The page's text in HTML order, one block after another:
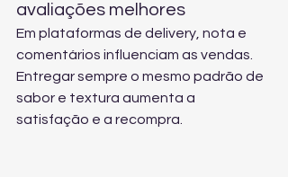
avaliações melhores
Em plataformas de delivery, nota e
comentários influenciam as vendas.
Entregar sempre o mesmo padrão de
sabor e textura aumenta a
satisfação e a recompra.